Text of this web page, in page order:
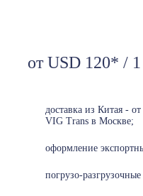
от USD 120* /
доставка из Китая -
VIG Trans в Москве;
оформление
погрузо-